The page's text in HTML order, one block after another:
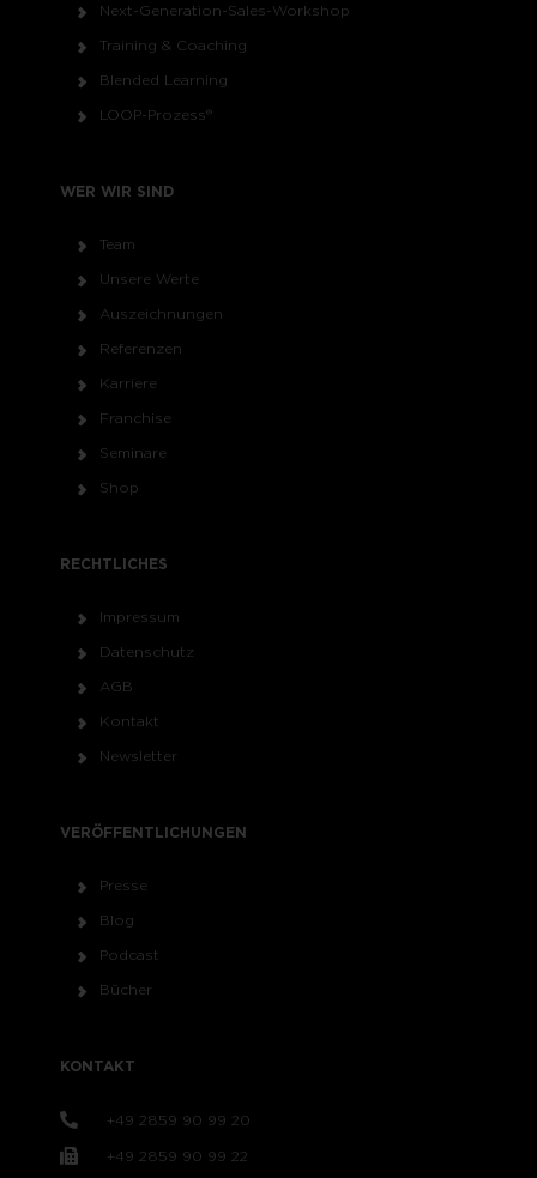
Next-Generation-Sales-Workshop
Training & Coaching
Blended Learning
LOOP-Prozess®
WER WIR SIND
Team
Unsere Werte
Auszeichnungen
Referenzen
Karriere
Franchise
Seminare
Shop
RECHTLICHES
Impressum
Datenschutz
AGB
Kontakt
Newsletter
VERÖFFENTLICHUNGEN
Presse
Blog
Podcast
Bücher
KONTAKT
+49 2859 90 99 20
+49 2859 90 99 22